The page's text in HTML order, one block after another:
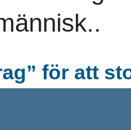
för att